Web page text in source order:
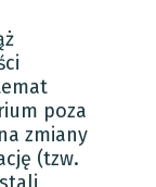
poza
zmiany
(tzw.